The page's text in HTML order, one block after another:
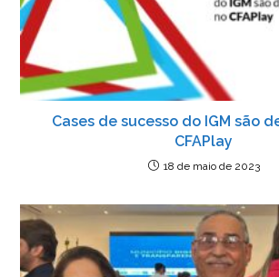
Cases de sucesso do IGM são
CFAPlay
18 de maio de 2023